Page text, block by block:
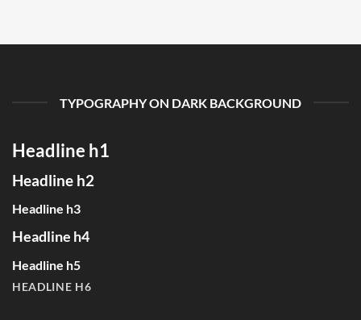
TYPOGRAPHY ON DARK BACKGROUND
Headline h1
Headline h2
Headline h3
Headline h4
Headline h5
HEADLINE H6